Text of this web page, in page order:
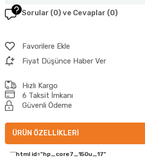
Sorular (0) ve Cevaplar (0)
Favorilere Ekle
Fiyat Düşünce Haber Ver
Hızlı Kargo
6 Taksit İmkanı
Güvenli Ödeme
ÜRÜN ÖZELLIKLERI
```html id="hp_core7_150u_17"